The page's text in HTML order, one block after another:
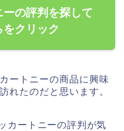
の評判を探して
クリック
ートニーの商品に興味
れたのだと思います。
カートニーの評判が気